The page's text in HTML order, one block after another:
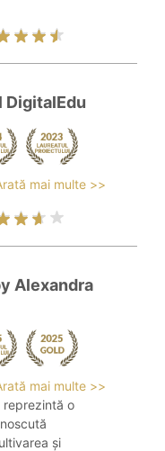
DigitalEdu
mai multe >>
Alexandra
mai multe >>
reprezintă o
și